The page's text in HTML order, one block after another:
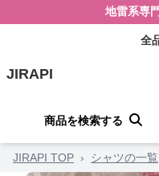
地雷系専
全
JIRAPI
商品を検索する
JIRAPI TOP › シャツの一覧